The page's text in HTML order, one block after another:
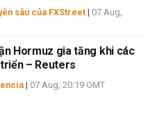
sâu của FXStreet | 07 Aug,
Hormuz gia tăng khi các
– Reuters
| 07 Aug, 20:19 GMT